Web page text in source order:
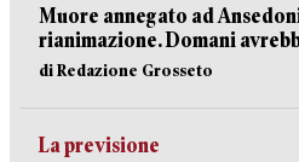
Muore annegato ad
rianimazione. Domani
di Redazione Grosseto
La previsione